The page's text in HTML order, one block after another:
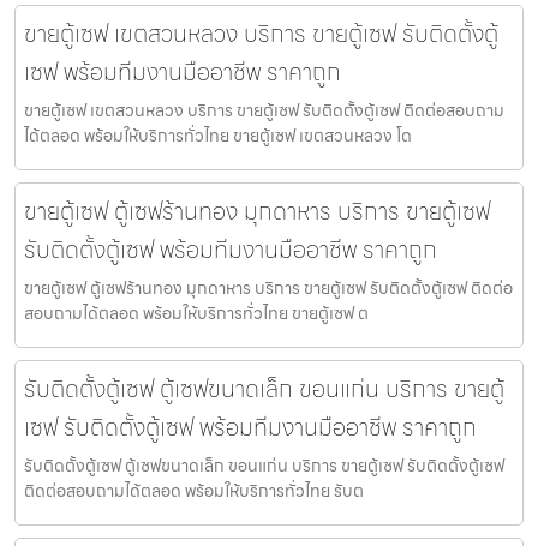
ขายตู้เซฟ เขตสวนหลวง บริการ ขายตู้เซฟ รับติดตั้งตู้
เซฟ พร้อมทีมงานมืออาชีพ ราคาถูก
ขายตู้เซฟ เขตสวนหลวง บริการ ขายตู้เซฟ รับติดตั้งตู้เซฟ ติดต่อสอบถาม
ได้ตลอด พร้อมให้บริการทั่วไทย ขายตู้เซฟ เขตสวนหลวง โด
ขายตู้เซฟ ตู้เซฟร้านทอง มุกดาหาร บริการ ขายตู้เซฟ
รับติดตั้งตู้เซฟ พร้อมทีมงานมืออาชีพ ราคาถูก
ขายตู้เซฟ ตู้เซฟร้านทอง มุกดาหาร บริการ ขายตู้เซฟ รับติดตั้งตู้เซฟ ติดต่อ
สอบถามได้ตลอด พร้อมให้บริการทั่วไทย ขายตู้เซฟ ต
รับติดตั้งตู้เซฟ ตู้เซฟขนาดเล็ก ขอนแก่น บริการ ขายตู้
เซฟ รับติดตั้งตู้เซฟ พร้อมทีมงานมืออาชีพ ราคาถูก
รับติดตั้งตู้เซฟ ตู้เซฟขนาดเล็ก ขอนแก่น บริการ ขายตู้เซฟ รับติดตั้งตู้เซฟ
ติดต่อสอบถามได้ตลอด พร้อมให้บริการทั่วไทย รับต